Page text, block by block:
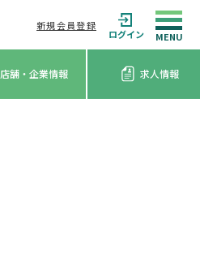
新規会員登録
ログイン
店舗・企業情報 求人情報